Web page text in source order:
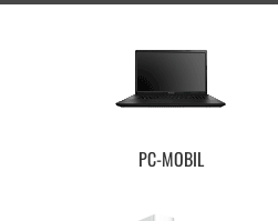
PC-MOBIL